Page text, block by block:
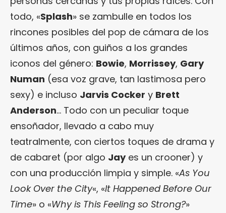
todo, «Splash» se zambulle en todos los
rincones posibles del pop de cámara de los
últimos años, con guiños a los grandes
iconos del género: Bowie, Morrissey, Gary
Numan (esa voz grave, tan lastimosa pero
sexy) e incluso Jarvis Cocker y Brett
Anderson… Todo con un peculiar toque
ensoñador, llevado a cabo muy
teatralmente, con ciertos toques de drama y
de cabaret (por algo Jayes un crooner) y
con una producción limpia y simple. «As You
Look Over the City«, «It Happened Before Our
Time» o «Why is This Feeling so Strong?»